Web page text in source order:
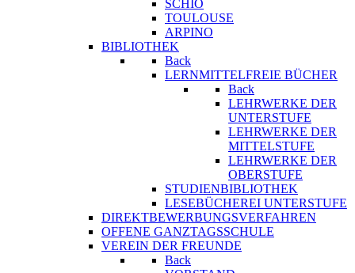
SCHIO
TOULOUSE
ARPINO
BIBLIOTHEK
Back
LERNMITTELFREIE BÜCHER
Back
LEHRWERKE DER
UNTERSTUFE
LEHRWERKE DER
MITTELSTUFE
LEHRWERKE DER
OBERSTUFE
STUDIENBIBLIOTHEK
LESEBÜCHEREI UNTERSTUFE
DIREKTBEWERBUNGSVERFAHREN
OFFENE GANZTAGSSCHULE
VEREIN DER FREUNDE
Back